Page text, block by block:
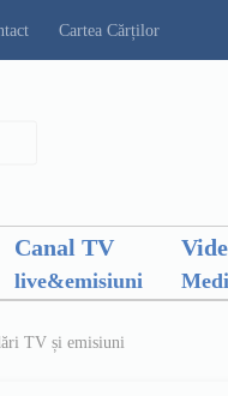
Cartea Cărților
Canal TV
live&emisiuni
TV și emisiuni